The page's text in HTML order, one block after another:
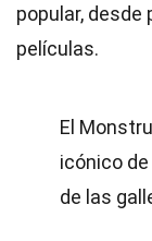
popular,
películas.
El
icónico
de las